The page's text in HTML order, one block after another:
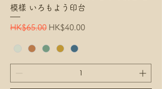
模樣 いろもよう印台
Regular Price
HK$65.00 Sale Price
HK$40.00